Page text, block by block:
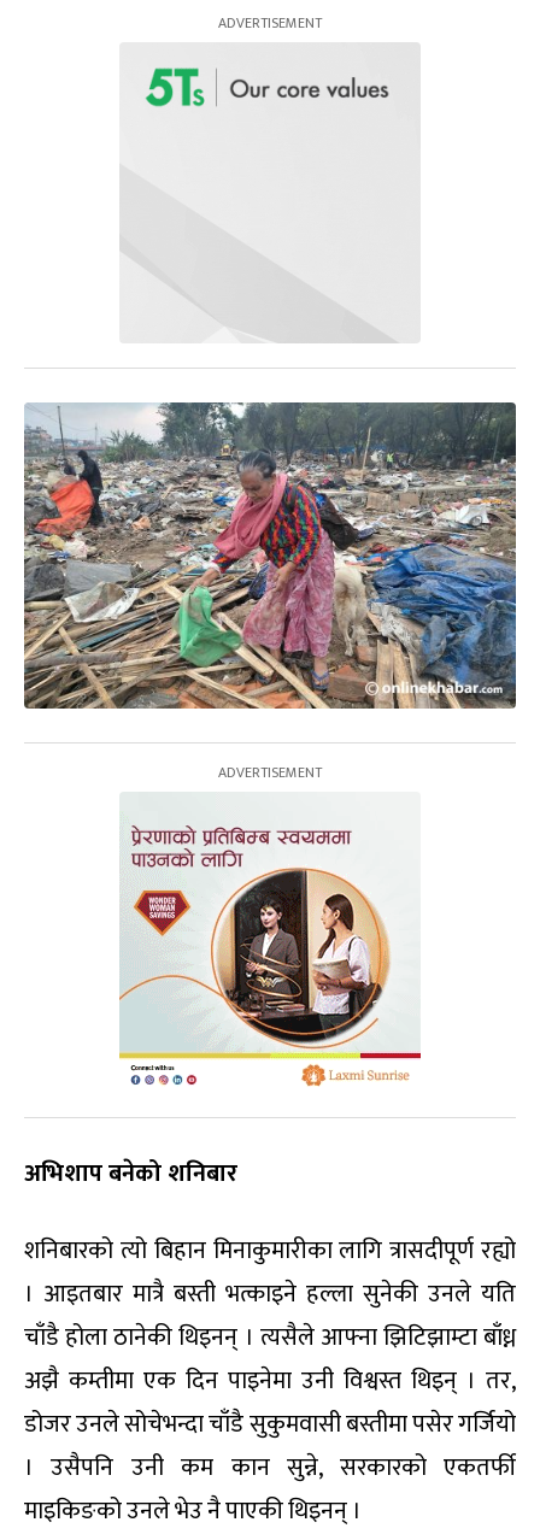
अभिशाप बनेको शनिबार
शनिबारको त्यो बिहान मिनाकुमारीका लागि त्रासदीपूर्ण रह्यो
। आइतबार मात्रै बस्ती भत्काइने हल्ला सुनेकी उनले यति
चाँडै होला ठानेकी थिइनन् । त्यसैले आफ्ना झिटिझाम्टा बाँध्न
अझै कम्तीमा एक दिन पाइनेमा उनी विश्वस्त थिइन् । तर,
डोजर उनले सोचेभन्दा चाँडै सुकुमवासी बस्तीमा पसेर गर्जियो
। उसैपनि उनी कम कान सुन्ने, सरकारको एकतर्फी
माइकिङको उनले भेउ नै पाएकी थिइनन् ।